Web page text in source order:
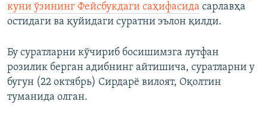
куни ўзининг Фейсбукдаги саҳифасида сарлавҳа
остидаги ва қуйидаги суратни эълон қилди.
Бу суратларни кўчириб босишимзга лутфан
розилик берган адибнинг айтишича, суратларни у
бугун (22 октябрь) Сирдарё вилоят, Оқолтин
туманида олган.